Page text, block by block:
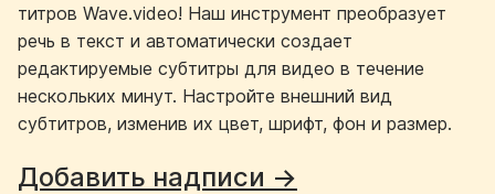
титров Wave.video! Наш инструмент преобразует
речь в текст и автоматически создает
редактируемые субтитры для видео в течение
нескольких минут. Настройте внешний вид
субтитров, изменив их цвет, шрифт, фон и размер.
Добавить надписи →